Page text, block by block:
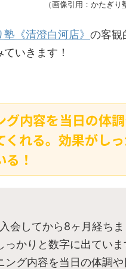
（画像引用：かたぎり
《清澄白河店》 の客観
いきます！
グ内容を当日の体
くれる。効果がし
！
会してから8ヶ月経ちま
っかりと数字に出ていま
ング内容を当日の体調